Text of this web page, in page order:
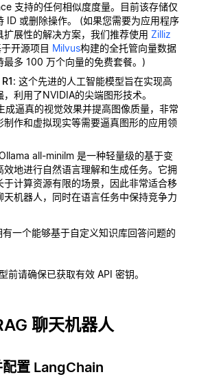
支持的任何相似度度量。目前该存储仅
ID 或删除操作。 (如果您需要为应用程序
扩展性的解决方案，我们推荐使用 Zilliz
开源项目 Milvus构建的全托管向量数据
最多 100 万个向量的免费套餐。)
: 这个先进的人工智能模型旨在实现高
利用了NVIDIA的尖端图形技术。
成逼真的视觉效果并提高图像质量，非常
制作和虚拟现实等需要逼真图形的应用领
all-minilm 是一种轻量级的基于变
效地进行自然语言理解和生成任务。它拥
于计算资源有限的场景，因此非常适合移
天机器人，同时在语言任务中保持竞争力
一个能够基于自定义知识库回答问题的
前请确保已获取有效 API 密钥。
聊天机器人
置 LangChain